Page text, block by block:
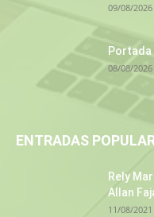
09/08/2026
08/08/2026
ENTRADAS
Rely
Allan
11/08/2021